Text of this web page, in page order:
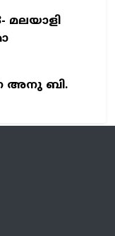
മലയാളി
അനു ബി.